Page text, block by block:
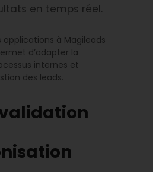
en temps réel.
applications à Magileads
d’adapter la
internes et
des leads.